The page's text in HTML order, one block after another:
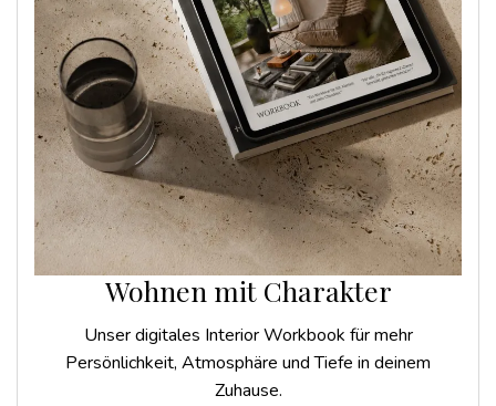
Wohnen mit Charakter
Unser digitales Interior Workbook für mehr
Persönlichkeit, Atmosphäre und Tiefe in deinem
Zuhause.